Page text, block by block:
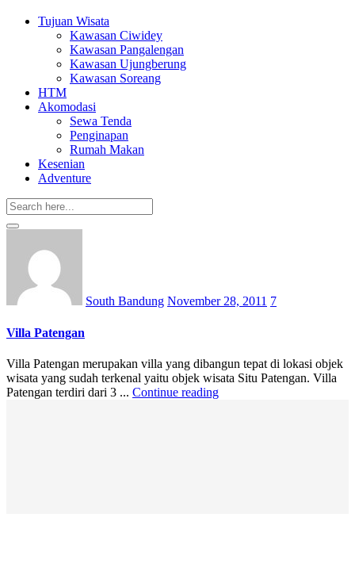
Tujuan Wisata
Kawasan Ciwidey
Kawasan Pangalengan
Kawasan Ujungberung
Kawasan Soreang
HTM
Akomodasi
Sewa Tenda
Penginapan
Rumah Makan
Kesenian
Adventure
South Bandung November 28, 2011 7
Villa Patengan
Villa Patengan merupakan villa yang dibangun tepat di lokasi objek
wisata yang sudah terkenal yaitu objek wisata Situ Patengan. Villa
Patengan terdiri dari 3 ... Continue reading